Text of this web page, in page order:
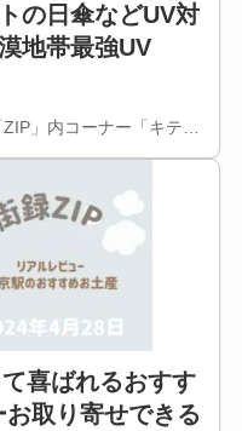
の日傘などUV対
地帯最強UV
」内コーナー「キテ…
喜ばれるおすす
取り寄せできる